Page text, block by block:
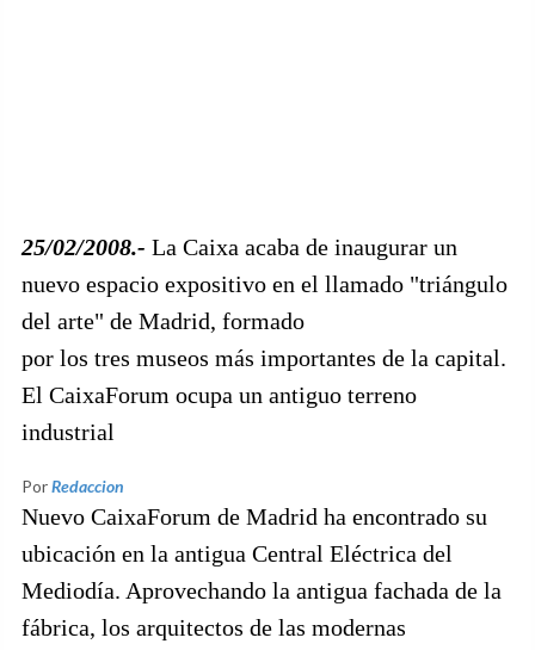
25/02/2008.- La Caixa acaba de inaugurar un
nuevo espacio expositivo en el llamado "triángulo
del arte" de Madrid, formado
por los tres museos más importantes de la capital.
El CaixaForum ocupa un antiguo terreno
industrial
PorRedaccion
Nuevo CaixaForum de Madrid ha encontrado su
ubicación en la antigua Central Eléctrica del
Mediodía. Aprovechando la antigua fachada de la
fábrica, los arquitectos de las modernas